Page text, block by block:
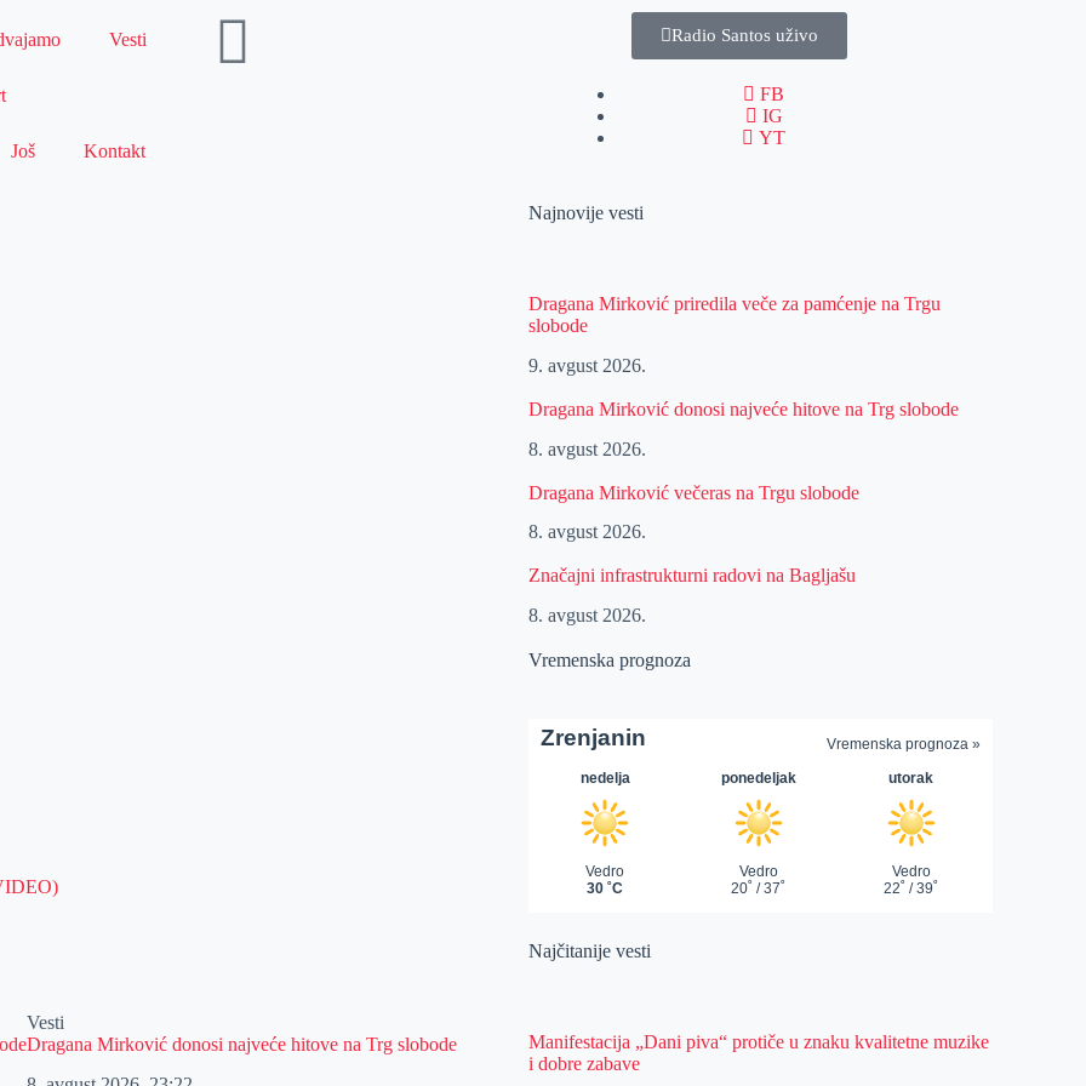
Vesti
Još Kontakt
Radio Santos uživo
FB
IG
YT
Vesti
Dragana Mirković donosi najveće hitove na Trg slobode
Najnovije vesti
Dragana Mirković priredila veče za pamćenje na Trgu
slobode
9. avgust 2026.
Dragana Mirković donosi najveće hitove na Trg slobode
8. avgust 2026.
Dragana Mirković večeras na Trgu slobode
8. avgust 2026.
Značajni infrastrukturni radovi na Bagljašu
8. avgust 2026.
Vremenska prognoza
Najčitanije vesti
Manifestacija „Dani piva“ protiče u znaku kvalitetne muzike
i dobre zabave